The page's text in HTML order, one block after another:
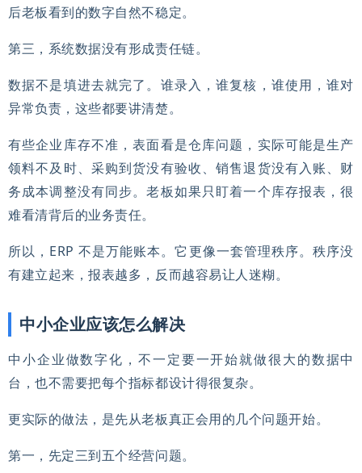
后老板看到的数字自然不稳定。
第三，系统数据没有形成责任链。
数据不是填进去就完了。谁录入，谁复核，谁使用，谁对
异常负责，这些都要讲清楚。
有些企业库存不准，表面看是仓库问题，实际可能是生产
领料不及时、采购到货没有验收、销售退货没有入账、财
务成本调整没有同步。老板如果只盯着一个库存报表，很
难看清背后的业务责任。
所以，ERP 不是万能账本。它更像一套管理秩序。秩序没
有建立起来，报表越多，反而越容易让人迷糊。
中小企业应该怎么解决
中小企业做数字化，不一定要一开始就做很大的数据中
台，也不需要把每个指标都设计得很复杂。
更实际的做法，是先从老板真正会用的几个问题开始。
第一，先定三到五个经营问题。